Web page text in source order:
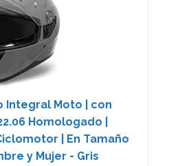
Integral Moto | con
Homologado |
| En Tamaño
y Mujer - Gris